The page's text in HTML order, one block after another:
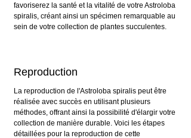
favoriserez la santé et la vitalité de votre Astroloba
spiralis, créant ainsi un spécimen remarquable au
sein de votre collection de plantes succulentes.
Reproduction
La reproduction de l'Astroloba spiralis peut être
réalisée avec succès en utilisant plusieurs
méthodes, offrant ainsi la possibilité d'élargir votre
collection de manière durable. Voici les étapes
détaillées pour la reproduction de cette